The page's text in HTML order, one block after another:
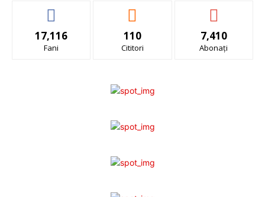
17,116
Fani
110
Cititori
7,410
Abonați